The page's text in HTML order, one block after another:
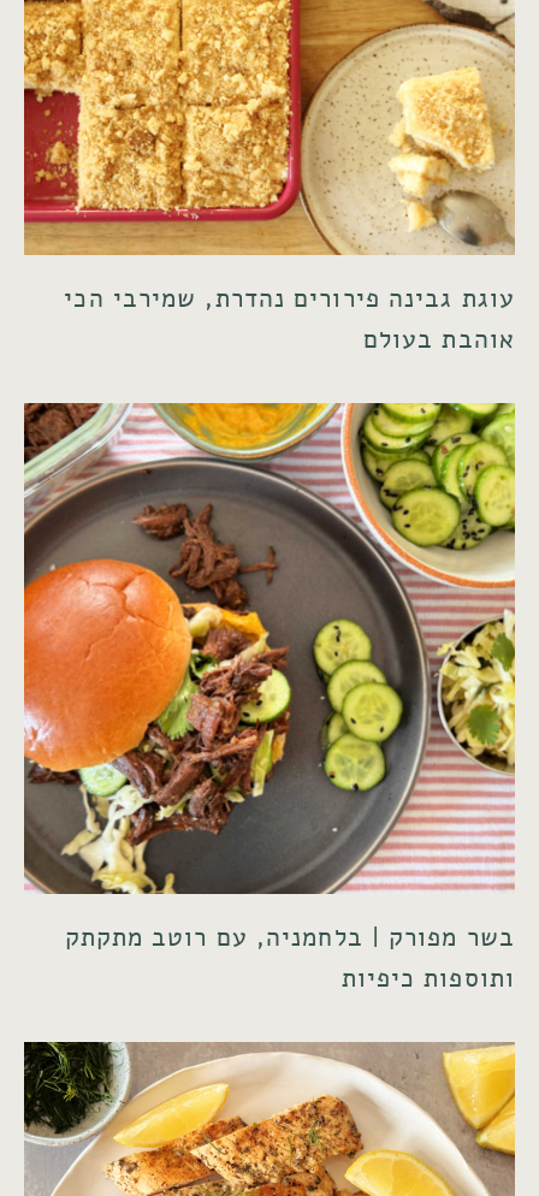
עוגת גבינה פירורים נהדרת, שמירבי הכי
אוהבת בעולם
בשר מפורק | בלחמניה, עם רוטב מתקתק
ותוספות כיפיות